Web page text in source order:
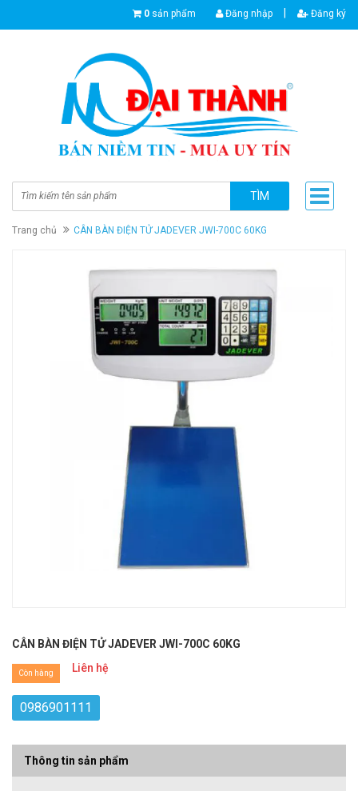
0 sản phẩm Đăng nhập Đăng ký
TÌM
Trang chủ CÂN BÀN ĐIỆN TỬ JADEVER JWI-700C 60KG
CÂN BÀN ĐIỆN TỬ JADEVER JWI-700C 60KG
Liên hệ
Còn hàng
0986901111
Thông tin sản phẩm